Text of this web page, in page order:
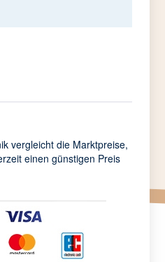
vergleicht die Marktpreise,
einen günstigen Preis